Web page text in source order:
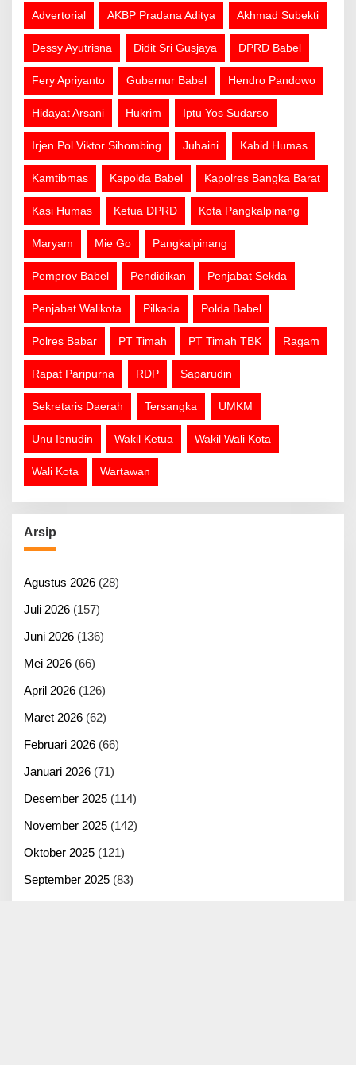
Advertorial AKBP Pradana Aditya Akhmad Subekti
Dessy Ayutrisna Didit Sri Gusjaya DPRD Babel
Fery Apriyanto Gubernur Babel Hendro Pandowo
Hidayat Arsani Hukrim Iptu Yos Sudarso
Irjen Pol Viktor Sihombing Juhaini Kabid Humas
Kamtibmas Kapolda Babel Kapolres Bangka Barat
Kasi Humas Ketua DPRD Kota Pangkalpinang
Maryam Mie Go Pangkalpinang
Pemprov Babel Pendidikan Penjabat Sekda
Penjabat Walikota Pilkada Polda Babel
Polres Babar PT Timah PT Timah TBK Ragam
Rapat Paripurna RDP Saparudin
Sekretaris Daerah Tersangka UMKM
Unu Ibnudin Wakil Ketua Wakil Wali Kota
Wali Kota Wartawan
Arsip
Agustus 2026 (28)
Juli 2026 (157)
Juni 2026 (136)
Mei 2026 (66)
April 2026 (126)
Maret 2026 (62)
Februari 2026 (66)
Januari 2026 (71)
Desember 2025 (114)
November 2025 (142)
Oktober 2025 (121)
September 2025 (83)